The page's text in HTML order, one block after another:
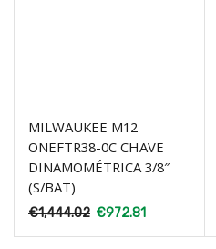
MILWAUKEE M12
ONEFTR38-0C CHAVE
DINAMOMÉTRICA 3/8″
(S/BAT)
€1,444.02 €972.81